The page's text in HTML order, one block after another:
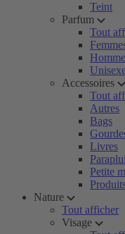
Teint
Parfum
Tout
Accessoires
Tout
Autres
Bags
Livres
Petite
Nature
Tout afficher
Visage